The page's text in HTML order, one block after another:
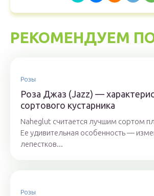
РЕКОМЕНДУЕМ
Розы
Роза Джаз (Jazz) —
сортового кустарника
Naheglut считается лучшим сортом
Ее удивительная особенность —
лепестков...
Розы